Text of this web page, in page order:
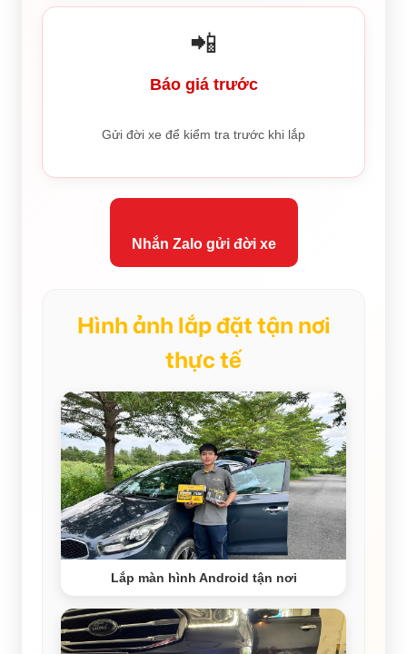
📲
Báo giá trước
Gửi đời xe để kiểm tra trước khi lắp
Nhắn Zalo gửi đời xe
Hình ảnh lắp đặt tận nơi
thực tế
Lắp màn hình Android tận nơi